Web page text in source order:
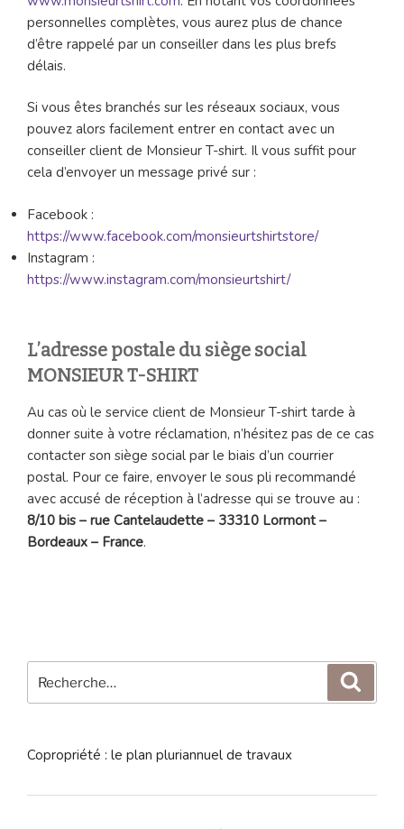
personnelles complètes, vous aurez plus de chance
d’être rappelé par un conseiller dans les plus brefs
délais.
Si vous êtes branchés sur les réseaux sociaux, vous
pouvez alors facilement entrer en contact avec un
conseiller client de Monsieur T-shirt. Il vous suffit pour
cela d’envoyer un message privé sur :
Facebook :
https://www.facebook.com/monsieurtshirtstore/
Instagram :
https://www.instagram.com/monsieurtshirt/
L’adresse postale du siège social
MONSIEUR T-SHIRT
Au cas où le service client de Monsieur T-shirt tarde à
donner suite à votre réclamation, n’hésitez pas de ce cas
contacter son siège social par le biais d’un courrier
postal. Pour ce faire, envoyer le sous pli recommandé
avec accusé de réception à l’adresse qui se trouve au :
8/10 bis – rue Cantelaudette – 33310 Lormont –
Bordeaux – France.
pour
Copropriété : le plan pluriannuel de travaux